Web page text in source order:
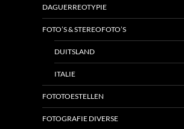
DAGUERREOTYPIE
FOTO’S & STEREOFOTO’S
DUITSLAND
ITALIE
FOTOTOESTELLEN
FOTOGRAFIE DIVERSE